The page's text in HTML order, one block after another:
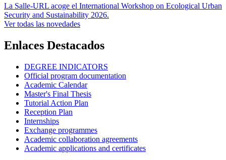
La Salle-URL acoge el International Workshop on Ecological Urban
Security and Sustainability 2026.
Ver todas las novedades
Enlaces Destacados
DEGREE INDICATORS
Official program documentation
Academic Calendar
Master's Final Thesis
Tutorial Action Plan
Reception Plan
Internships
Exchange programmes
Academic collaboration agreements
Academic applications and certificates